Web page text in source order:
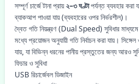
সম্পূর্ণ চার্জে টানা প্রায়২–৩ ঘণ্টাপর্যন্ত ব্যবহার করা
ব্যাকআপ পাওয়া যায় (ব্যবহারের ওপর নির্ভরশীল)।
দ্বৈত গতি নিয়ন্ত্রণ (Dual Speed) সুবিধার মাধ্যমে
মধ্যে প্রয়োজন অনুযায়ী গতি নির্বাচন করা যায়।
যায়, যা বিভিন্ন ধরনের পানীয় প্রস্তুতের জন্য আরও
ফিচার ও সুবিধা
USB রিচার্জেবল ডিজাইন